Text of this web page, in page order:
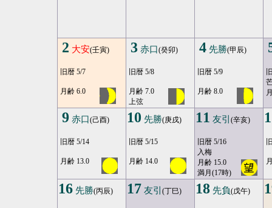
2 大安(壬寅)
旧暦 5/7
月齢 6.0
3 赤口(癸卯)
旧暦 5/8
月齢 7.0
上弦
4 先勝(甲辰)
旧暦 5/9
月齢 8.0
9 赤口(己酉)
旧暦 5/14
月齢 13.0
10 先勝(庚戌)
旧暦 5/15
月齢 14.0
11 友引 (辛亥)
旧暦 5/16
入梅
月齢 15.0
満月(17時)
16 先勝(丙辰) 17 友引 (丁巳) 18 先負(戊午)